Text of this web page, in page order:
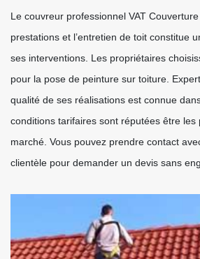
Le couvreur professionnel VAT
prestations et l’entretien de toit constitue
ses interventions. Les propriétaires
pour la pose de peinture sur toiture.
qualité de ses réalisations est connue
conditions tarifaires sont réputées être les
marché. Vous pouvez prendre contact
clientèle pour demander un devis sans